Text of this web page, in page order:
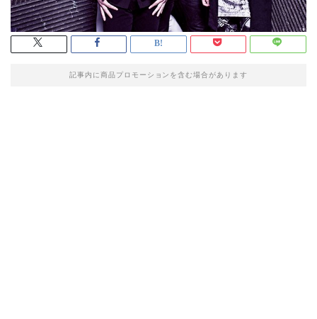
記事内に商品プロモーションを含む場合があります